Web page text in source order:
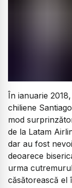
În ianuarie
chiliene
mod
de la Latam
dar au fost
deoarece
urma
căsătorească el